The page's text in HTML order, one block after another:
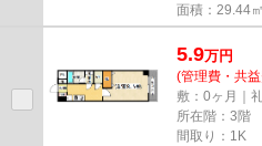
面積：29.44㎡
5.9万円
(管理費・共
敷：0ヶ月｜
所在階：3階
間取り：1K